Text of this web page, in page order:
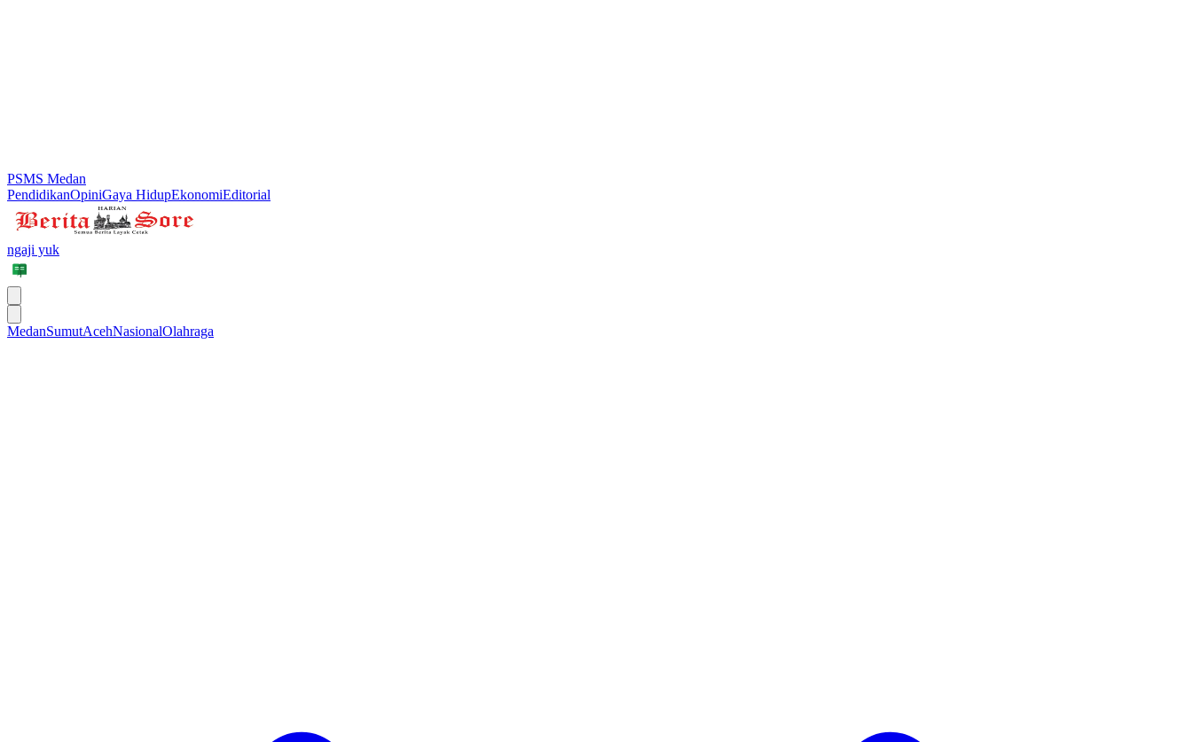
PSMS Medan
PendidikanOpiniGaya HidupEkonomiEditorial
ngaji yuk
MedanSumutAcehNasionalOlahraga